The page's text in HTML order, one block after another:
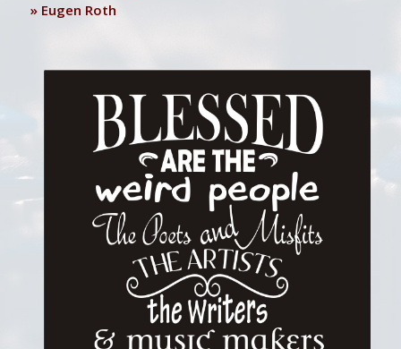
» Eugen Roth